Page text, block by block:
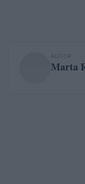
AUTOR
Marta